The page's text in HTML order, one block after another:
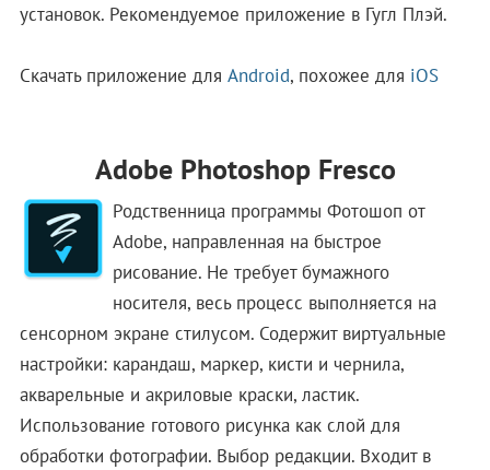
установок. Рекомендуемое приложение в Гугл Плэй.
Скачать приложение для Android, похожее для iOS
Adobe Photoshop Fresco
Родственница программы Фотошоп от
Adobe, направленная на быстрое
рисование. Не требует бумажного
носителя, весь процесс выполняется на
сенсорном экране стилусом. Содержит виртуальные
настройки: карандаш, маркер, кисти и чернила,
акварельные и акриловые краски, ластик.
Использование готового рисунка как слой для
обработки фотографии. Выбор редакции. Входит в